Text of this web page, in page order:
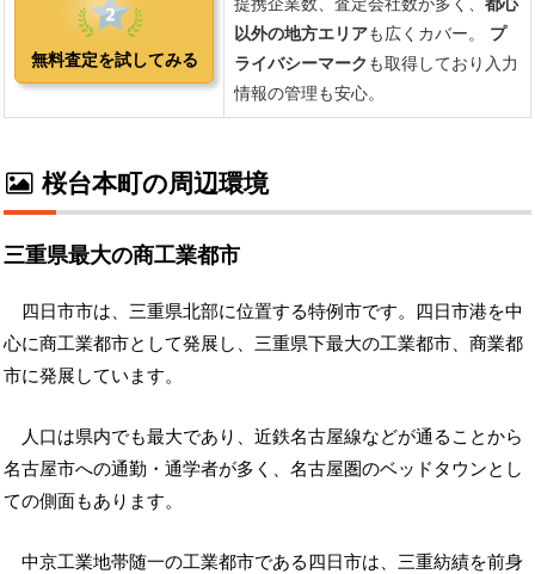
桜台本町の周辺環境
三重県最大の商工業都市
四日市市は、三重県北部に位置する特例市です。四日市港を中
心に商工業都市として発展し、三重県下最大の工業都市、商業都
市に発展しています。
人口は県内でも最大であり、近鉄名古屋線などが通ることから
名古屋市への通勤・通学者が多く、名古屋圏のベッドタウンとし
ての側面もあります。
中京工業地帯随一の工業都市である四日市は、三重紡績を前身